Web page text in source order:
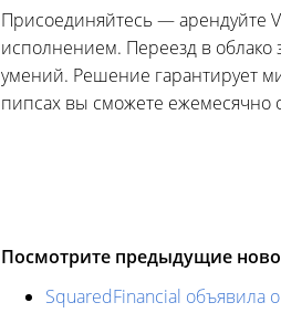
Присоединяйтесь — арендуйте
исполнением. Переезд в облако
умений. Решение гарантирует
пипсах вы сможете ежемесячно
Посмотрите предыдущие
SquaredFinancial объявила